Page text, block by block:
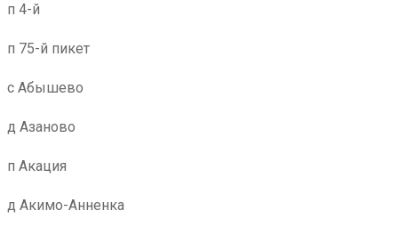
п 4-й
п 75-й пикет
с Абышево
д Азаново
п Акация
д Акимо-Анненка